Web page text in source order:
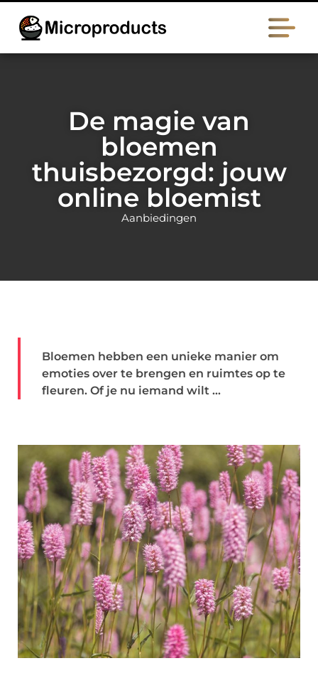
De magie van
bloemen
thuisbezorgd: jouw
online bloemist
Aanbiedingen
Bloemen hebben een unieke manier om
emoties over te brengen en ruimtes op te
fleuren. Of je nu iemand wilt ...